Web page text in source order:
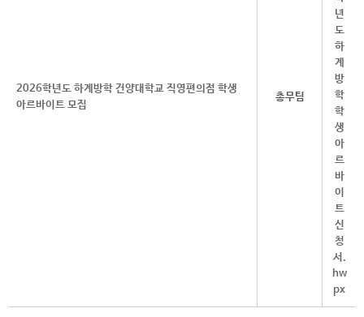
2026학년도 하계방학 건양대학교 직영편의점 학생
아르바이트 모집
총무팀